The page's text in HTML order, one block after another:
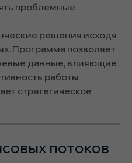
проблемные
решения исходя
Программа позволяет
данные, влияющие
работы
стратегическое
потоков